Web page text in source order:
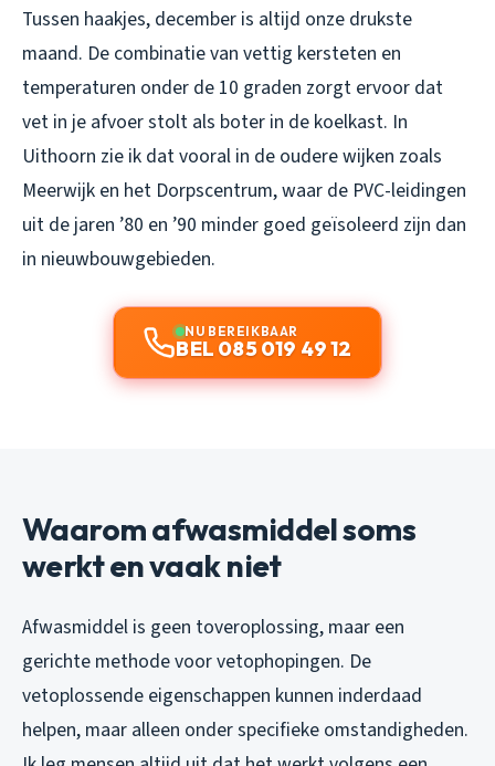
Tussen haakjes, december is altijd onze drukste
maand. De combinatie van vettig kersteten en
temperaturen onder de 10 graden zorgt ervoor dat
vet in je afvoer stolt als boter in de koelkast. In
Uithoorn zie ik dat vooral in de oudere wijken zoals
Meerwijk en het Dorpscentrum, waar de PVC-leidingen
uit de jaren ’80 en ’90 minder goed geïsoleerd zijn dan
in nieuwbouwgebieden.
NU BEREIKBAAR
BEL 085 019 49 12
Waarom afwasmiddel soms
werkt en vaak niet
Afwasmiddel is geen toveroplossing, maar een
gerichte methode voor vetophopingen. De
vetoplossende eigenschappen kunnen inderdaad
helpen, maar alleen onder specifieke omstandigheden.